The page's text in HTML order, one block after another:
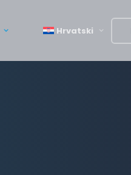
Hrvatski